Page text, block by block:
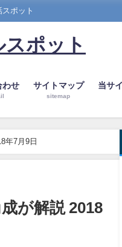
ポット
ポット
わせ サイトマップ
sitemap
当サ
年7月9日
が解説 2018